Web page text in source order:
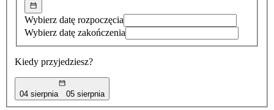
Wybierz datę rozpoczęcia
Wybierz datę zakończenia
Kiedy przyjedziesz?
04 sierpnia 05 sierpnia